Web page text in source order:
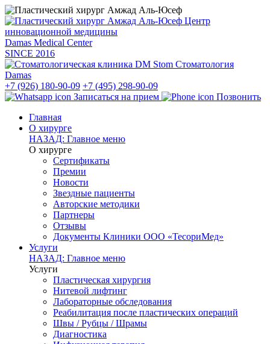
Центр
инновационной медицины
Damas Medical Center
SINCE 2016
Стоматология
Damas
+7 (926) 180-90-09 +7 (495) 298-90-09
Записаться на прием
Позвонить
Главная
О хирурге
НАЗАД: Главное меню
О хирурге
Сертификаты
Премии
Новости
Звездные пациенты
Авторские методики
Партнеры
Отзывы
Документы Клиники ООО «ТесориМед»
Услуги
НАЗАД: Главное меню
Услуги
Пластическая хирургия
Нитевой лифтинг
Лабораторные обследования
Реабилитация после пластических операций
Швы / Рубцы / Шрамы
Диагностика